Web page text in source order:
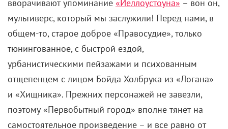
мультиверс, который мы заслужили! Перед нами, в
общем-то, старое доброе «Правосудие», только
тюнингованное, с быстрой ездой,
урбанистическими пейзажами и психованным
отщепенцем с лицом Бойда Холбрука из «Логана»
и «Хищника». Прежних персонажей не завезли,
поэтому «Первобытный город» вполне тянет на
самостоятельное произведение – и все равно от